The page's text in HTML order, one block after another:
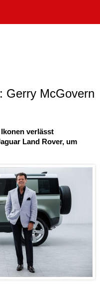
Gerry McGovern
verlässt
Land Rover, um